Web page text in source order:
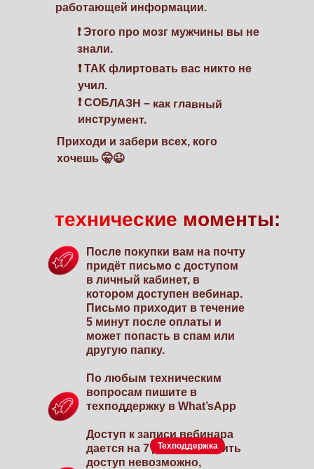
❗ Этого про мозг мужчины вы не
знали.
❗ ТАК флиртовать вас никто не
учил.
❗ СОБЛАЗН – как главный
инструмент.
работающей информации.
Приходи и забери всех, кого
хочешь 🤫😉
После покупки вам на почту
придёт письмо с доступом
в личный кабинет, в
котором доступен вебинар.
Письмо приходит в течение
5 минут после оплаты и
может попасть в спам или
другую папку.
По любым техническим
вопросам пишите в
техподдержку в What’sApp
Доступ к записи вебинара
дается на 7 дней. Продлить
доступ невозможно,
Техподдержка
технические моменты: